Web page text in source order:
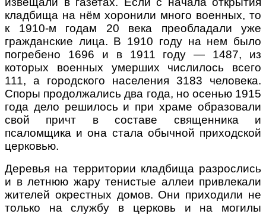
кладбища на нём хоронили много военных, то
к 1910-м годам 20 века преобладали уже
гражданские лица. В 1910 году на нем было
погребено 1696 и в 1911 году — 1487, из
которых военных умерших числилось всего
111, а городского населения 3183 человека.
Споры продолжались два года, но осенью 1915
года дело решилось и при храме образовали
свой причт в составе священника и
псаломщика и она стала обычной приходской
церковью.
Деревья на территории кладбища разрослись
и в летнюю жару тенистые аллеи привлекали
жителей окрестных домов. Они приходили не
только на службу в церковь и на могилы